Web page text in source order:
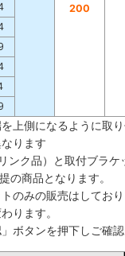
200
上側になるように取
ります
ンク品）と取付ブラ
の商品となります。
のみの販売はしてお
ります。
ボタンを押下しご確